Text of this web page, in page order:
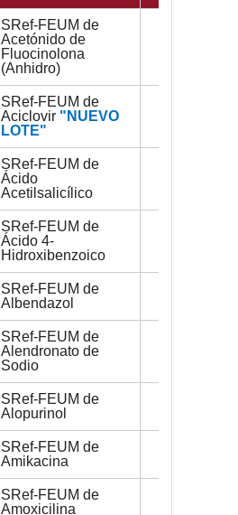
SRef-FEUM de
Acetónido de
Fluocinolona
(Anhidro)
SRef-FEUM de
Aciclovir "NUEVO
LOTE"
SRef-FEUM de
Ácido
Acetilsalicílico
SRef-FEUM de
Ácido 4-
Hidroxibenzoico
SRef-FEUM de
Albendazol
SRef-FEUM de
Alendronato de
Sodio
SRef-FEUM de
Alopurinol
SRef-FEUM de
Amikacina
SRef-FEUM de
Amoxicilina